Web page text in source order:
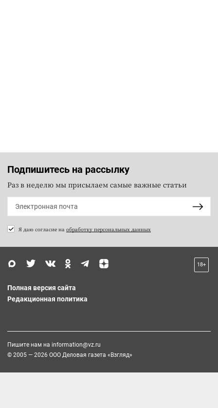
Подпишитесь на рассылку
Раз в неделю мы присылаем самые важные статьи
Я даю согласие на обработку персональных данных
18+
Полная версия сайта
Редакционная политика
Пишите нам на information@vz.ru
© 2005 — 2026 ООО Деловая газета «Взгляд»